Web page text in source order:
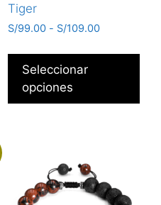
Tiger
S/99.00 - S/109.00
Seleccionar
opciones